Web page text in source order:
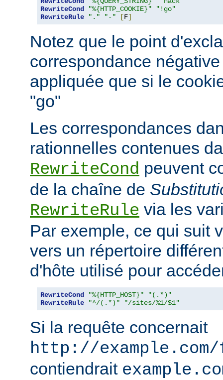
RewriteCond
"%{HTTP_COOKIE}"
"!go"
RewriteRule
"." "-" [F]
Notez que le point
correspondance
appliquée que si le
"go"
Les correspondances
rationnelles contenues
RewriteCond peuvent
de la chaîne de
RewriteRule via les
Par exemple, ce qui suit
vers un répertoire
d'hôte utilisé pour
RewriteCond "%{HTTP_HOST}"
"(.*)"
RewriteRule
"^/(.*)" "/sites/%1/$1"
Si la requête concernait
http://
contiendrait